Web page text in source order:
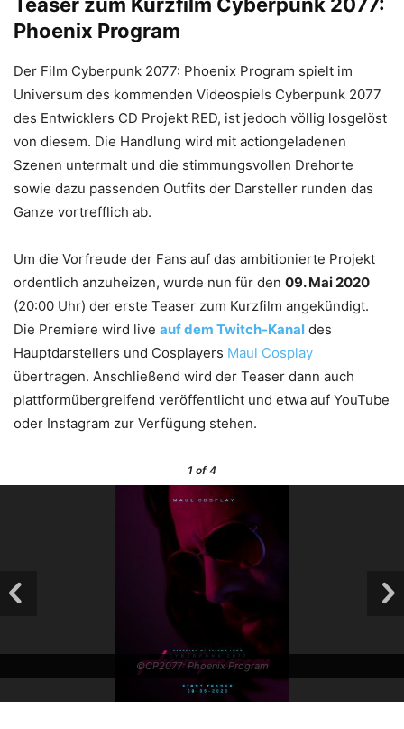
Phoenix Program
Der Film Cyberpunk 2077: Phoenix Program spielt im
Universum des kommenden Videospiels Cyberpunk 2077
des Entwicklers CD Projekt RED, ist jedoch völlig losgelöst
von diesem. Die Handlung wird mit actiongeladenen
Szenen untermalt und die stimmungsvollen Drehorte
sowie dazu passenden Outfits der Darsteller runden das
Ganze vortrefflich ab.
Um die Vorfreude der Fans auf das ambitionierte Projekt
ordentlich anzuheizen, wurde nun für den 09. Mai 2020
(20:00 Uhr) der erste Teaser zum Kurzfilm angekündigt.
Die Premiere wird live auf dem Twitch-Kanal des
Hauptdarstellers und Cosplayers Maul Cosplay
übertragen. Anschließend wird der Teaser dann auch
plattformübergreifend veröffentlicht und etwa auf YouTube
oder Instagram zur Verfügung stehen.
1 of 4
©CP2077: Phoenix Program